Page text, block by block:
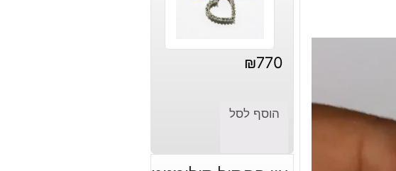
₪770
הוסף לסל